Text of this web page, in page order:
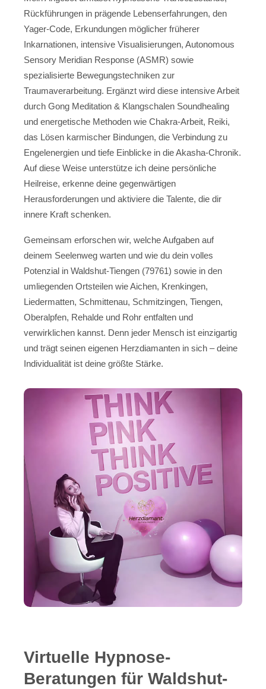
Rückführungen in prägende Lebenserfahrungen, den
Yager-Code, Erkundungen möglicher früherer
Inkarnationen, intensive Visualisierungen, Autonomous
Sensory Meridian Response (ASMR) sowie
spezialisierte Bewegungstechniken zur
Traumaverarbeitung. Ergänzt wird diese intensive Arbeit
durch Gong Meditation & Klangschalen Soundhealing
und energetische Methoden wie Chakra-Arbeit, Reiki,
das Lösen karmischer Bindungen, die Verbindung zu
Engelenergien und tiefe Einblicke in die Akasha-Chronik.
Auf diese Weise unterstütze ich deine persönliche
Heilreise, erkenne deine gegenwärtigen
Herausforderungen und aktiviere die Talente, die dir
innere Kraft schenken.
Gemeinsam erforschen wir, welche Aufgaben auf
deinem Seelenweg warten und wie du dein volles
Potenzial in Waldshut-Tiengen (79761) sowie in den
umliegenden Ortsteilen wie Aichen, Krenkingen,
Liedermatten, Schmittenau, Schmitzingen, Tiengen,
Oberalpfen, Rehalde und Rohr entfalten und
verwirklichen kannst. Denn jeder Mensch ist einzigartig
und trägt seinen eigenen Herzdiamanten in sich – deine
Individualität ist deine größte Stärke.
Virtuelle Hypnose-
Beratungen für Waldshut-